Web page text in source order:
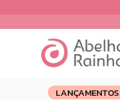
LANÇAMENTOS